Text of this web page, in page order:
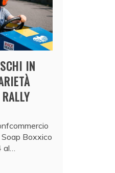
IN
Boxxico
al…